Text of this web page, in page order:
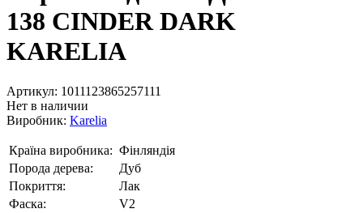
138 CINDER DARK
KARELIA
Артикул: 1011123865257111
Нет в наличии
Виробник: Karelia
Країна виробника: Фінляндія
Порода дерева:
Дуб
Покриття:
Лак
Фаска:
V2